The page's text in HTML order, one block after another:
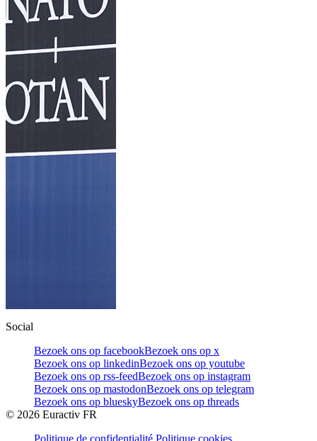
Social
Bezoek ons op facebookBezoek ons op x
Bezoek ons op linkedinBezoek ons op youtube
Bezoek ons op rss-feedBezoek ons op instagram
Bezoek ons op mastodonBezoek ons op telegram
Bezoek ons op blueskyBezoek ons op threads
© 2026 Euractiv FR